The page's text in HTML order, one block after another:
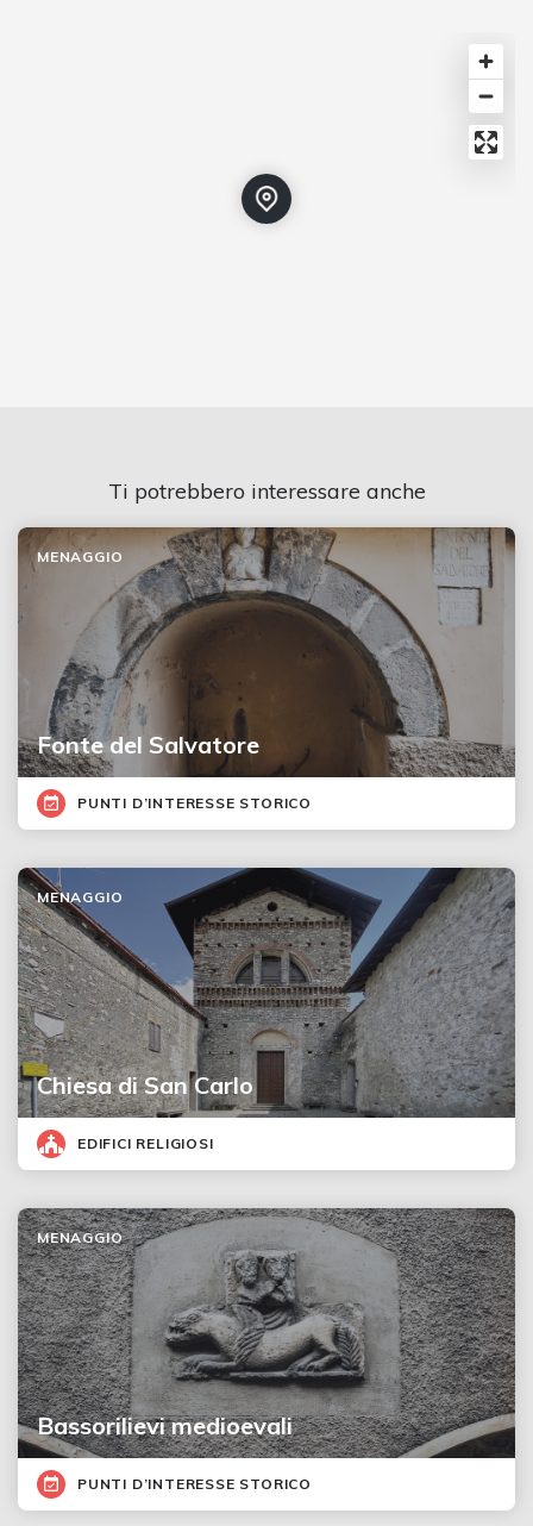
Ti potrebbero interessare anche
Fonte del Salvatore
MENAGGIO
PUNTI D’INTERESSE STORICO
Chiesa di San Carlo
MENAGGIO
EDIFICI RELIGIOSI
Bassorilievi medioevali
MENAGGIO
PUNTI D’INTERESSE STORICO